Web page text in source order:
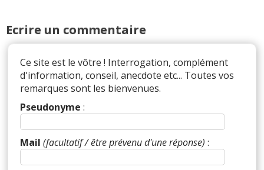
Ecrire un commentaire
Ce site est le vôtre ! Interrogation, complément
d'information, conseil, anecdote etc... Toutes vos
remarques sont les bienvenues.
Pseudonyme :
Mail (facultatif / être prévenu d'une réponse) :